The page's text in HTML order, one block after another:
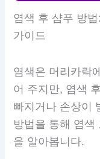
염색 후 샴푸 방
가이드
염색은 머리카락
어 주지만, 염색
빠지거나 손상이
방법을 통해 염색
을 알아봅니다.